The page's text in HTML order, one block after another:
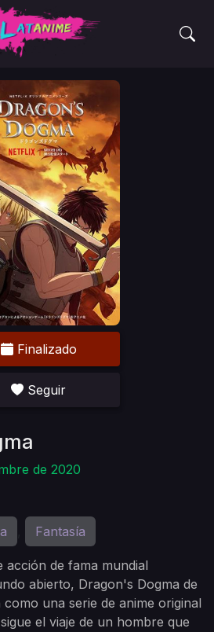
Finalizado
Seguir
de 2020
Fantasía
acción de fama mundial
abierto, Dragon's Dogma de
una serie de anime original
el viaje de un hombre que